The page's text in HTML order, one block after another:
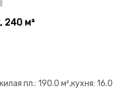
240 м²
пл.: 190.0 м²,кухня: 16.0